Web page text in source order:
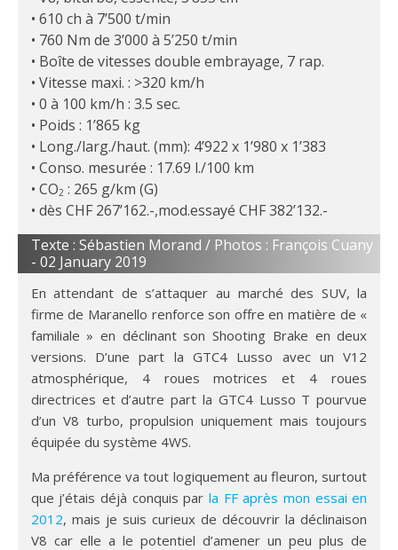
610 ch à 7’500 t/min
760 Nm de 3’000 à 5’250 t/min
Boîte de vitesses double embrayage, 7 rap.
Vitesse maxi. : >320 km/h
0 à 100 km/h : 3.5 sec.
Poids : 1’865 kg
Long./larg./haut. (mm): 4’922 x 1’980 x 1’383
Conso. mesurée : 17.69 l./100 km
CO2 : 265 g/km (G)
dès CHF 267’162.-,mod.essayé CHF 382’132.-
Texte : Sébastien Morand / Photos : François Cuany
- 02 January 2019
En attendant de s’attaquer au marché des SUV, la
firme de Maranello renforce son offre en matière de «
familiale » en déclinant son Shooting Brake en deux
versions. D’une part la GTC4 Lusso avec un V12
atmosphérique, 4 roues motrices et 4 roues
directrices et d’autre part la GTC4 Lusso T pourvue
d’un V8 turbo, propulsion uniquement mais toujours
équipée du système 4WS.
Ma préférence va tout logiquement au fleuron, surtout
que j’étais déjà conquis par la FF après mon essai en
2012, mais je suis curieux de découvrir la déclinaison
V8 car elle a le potentiel d’amener un peu plus de